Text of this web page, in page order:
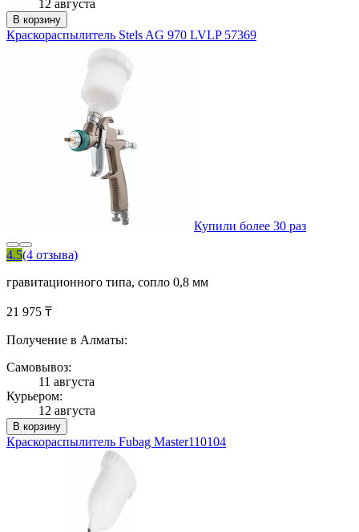
12 августа
В корзину
Краскораспылитель Stels AG 970 LVLP 57369
Купили более 30 раз
4.5(4 отзыва)
гравитационного типа, сопло 0,8 мм
21 975 ₸
Получение в Алматы:
Самовывоз:
11 августа
Курьером:
12 августа
В корзину
Краскораспылитель Fubag Master110104